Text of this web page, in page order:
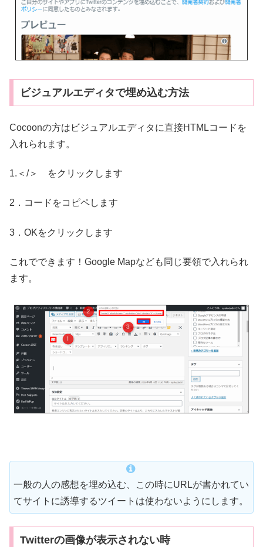
ビジュアルエディタで埋め込む方法
Cocoonの方はビジュアルエディタに直接HTMLコードを
入れられます。
1.＜/＞ をクリックします
2．コードをコピペします
3．OKをクリックします
これでできます！Google Mapなども同じ要領で入れられ
ます。
一般の人の感想を埋め込む、この時にURLが書かれてい
てサイトに誘導するツイートは使わないようにします。
Twitterの画像が表示されない時